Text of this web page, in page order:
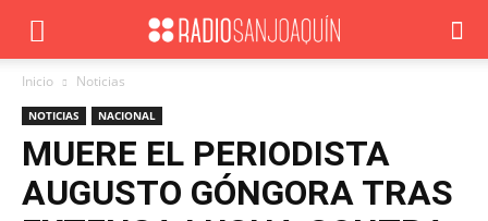
Inicio Noticias
NOTICIAS NACIONAL
MUERE EL PERIODISTA
AUGUSTO GÓNGORA TRAS